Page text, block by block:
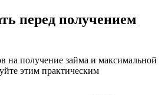
перед получением
на получение займа и максимальной
этим практическим